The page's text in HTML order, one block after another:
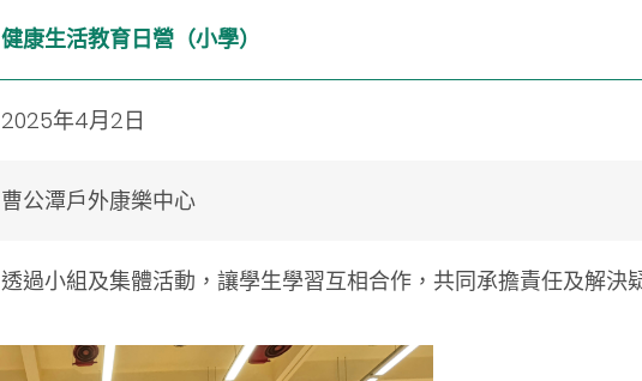
健康生活教育日營（小學）
2025年4月2日
曹公潭戶外康樂中心
透過小組及集體活動，讓學生學習互相合作，共同承擔責任及解決